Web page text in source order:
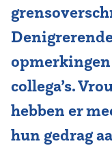
collega’s.
hebben er
hun gedrag